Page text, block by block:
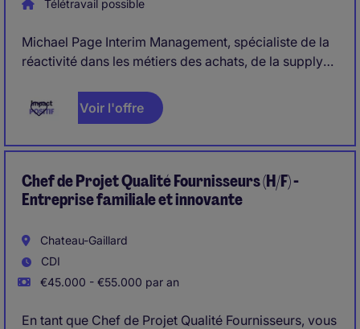
Télétravail possible
Michael Page Interim Management, spécialiste de la
réactivité dans les métiers des achats, de la supply
direction générale, Direction des Achats, Direction
Supply Chain, Direction des Opérations, Direction
Voir l'offre
Chef de Projet Qualité Fournisseurs (H/F) -
Entreprise familiale et innovante
Chateau-Gaillard
CDI
€45.000 - €55.000 par an
En tant que Chef de Projet Qualité Fournisseurs, vous